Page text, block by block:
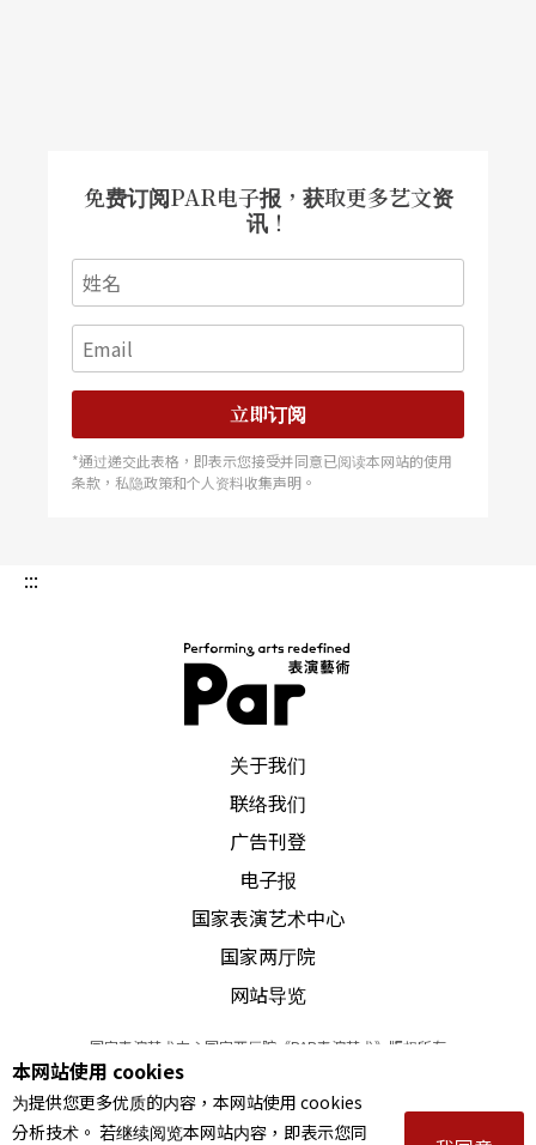
免费订阅PAR电子报，获取更多艺文资
讯！
立即订阅
*通过递交此表格，即表示您接受并同意已阅读本网站的使用
条款，私隐政策和个人资料收集声明。
:::
关于我们
联络我们
广告刊登
电子报
国家表演艺术中心
国家两厅院
网站导览
国家表演艺术中心国家两厅院《PAR表演艺术》版权所有
© 2022Performing arts redefined. All Rights Reserved
统一编号 Tax Id number 00973926
本站所提供相关演出资讯，如有异动应以主办单位公告为准。
本网站使用 cookies
为提供您更多优质的内容，本网站使用 cookies
分析技术。 若继续阅览本网站内容，即表示您同